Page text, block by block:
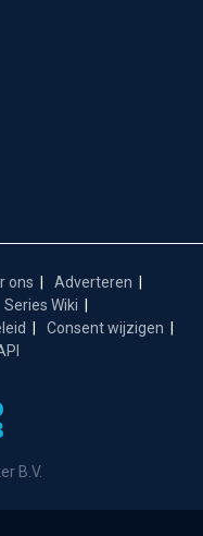
ons
Adverteren
Series Wiki
Consent wijzigen
B.V.